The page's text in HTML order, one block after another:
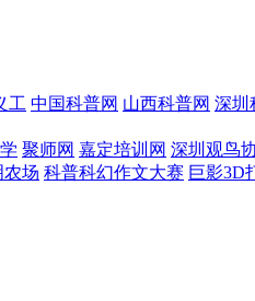
工 中国科普网 山西科普网 深圳
聚师网 嘉定培训网 深圳观鸟
农场 科普科幻作文大赛 巨影3D